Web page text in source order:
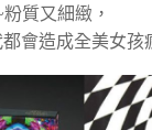
質又細緻，
會造成全美女孩